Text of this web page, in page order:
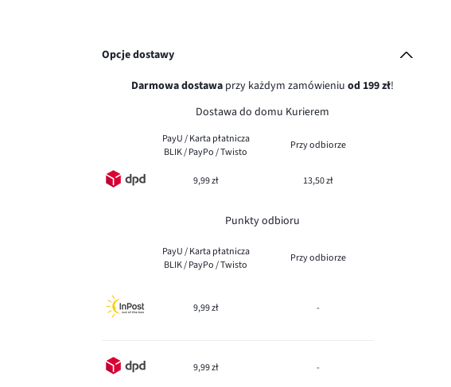
Opcje dostawy
Darmowa dostawaprzy każdym zamówieniu od 199 zł!
Dostawa do domu Kurierem
PayU / Karta płatnicza
BLIK / PayPo / Twisto
Przy odbiorze
9,99 zł 13,50 zł
Punkty odbioru
PayU / Karta płatnicza
BLIK / PayPo / Twisto
Przy odbiorze
9,99 zł -
9,99 zł -